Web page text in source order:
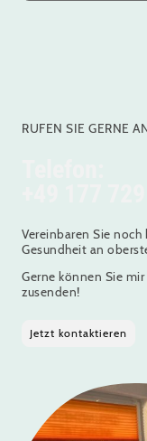
RUFEN SIE GERNE
Vereinbaren Sie
Gesundheit an
Gerne können Sie
zusenden!
Jetzt kontaktieren